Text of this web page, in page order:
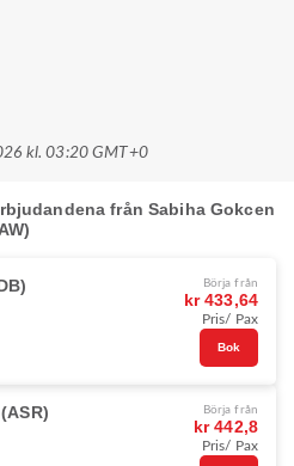
kl. 03:20 GMT+0
från Sabiha Gokcen
Börja från
kr 433,64
Pris/ Pax
Bok
Börja från
kr 442,8
Pris/ Pax